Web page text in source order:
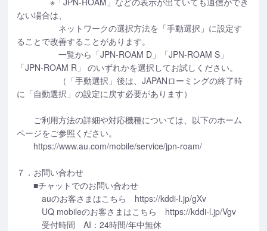
ない場合は、
ネットワークの選択方法を「手動選択」に設定す
ることで改善することがあります。
一覧から「JPN-ROAM D」「JPN-ROAM S」
「JPN-ROAM R」 のいずれかを選択してお試しください。
（「手動選択」後は、JAPANローミングの終了時
に「自動選択」の設定に戻す必要があります）
ご利用方法の詳細や対応機種については、以下のホーム
ページをご参照ください。
https://www.au.com/mobile/service/jpn-roam/
７．お問い合わせ
■チャットでのお問い合わせ
auのお客さまはこちら https://kddi-l.jp/gXv
UQ mobileのお客さまはこちら https://kddi-l.jp/Vgv
受付時間 AI：24時間/年中無休